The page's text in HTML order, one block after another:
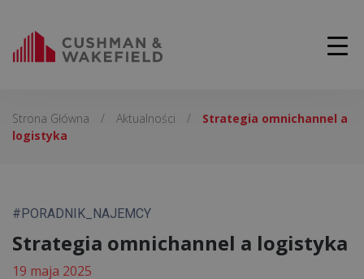
Strona Główna / Aktualności /
Strategia omnichannel a
logistyka
#PORADNIK_NAJEMCY
Strategia omnichannel a logistyka
19 maja 2025